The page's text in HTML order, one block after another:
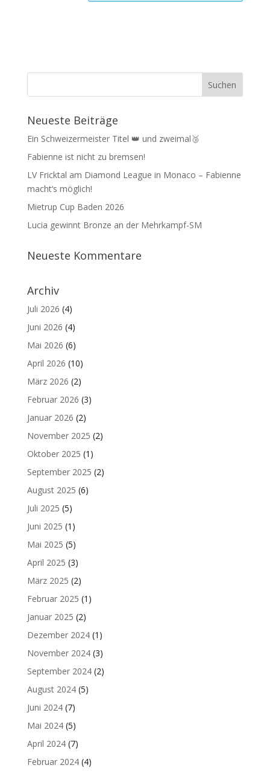
Neueste Beiträge
Ein Schweizermeister Titel 👑 und zweimal🥉
Fabienne ist nicht zu bremsen!
LV Fricktal am Diamond League in Monaco – Fabienne
macht‘s möglich!
Mietrup Cup Baden 2026
Lucia gewinnt Bronze an der Mehrkampf-SM
Neueste Kommentare
Archiv
Juli 2026 (4)
Juni 2026 (4)
Mai 2026 (6)
April 2026 (10)
März 2026 (2)
Februar 2026 (3)
Januar 2026 (2)
November 2025 (2)
Oktober 2025 (1)
September 2025 (2)
August 2025 (6)
Juli 2025 (5)
Juni 2025 (1)
Mai 2025 (5)
April 2025 (3)
März 2025 (2)
Februar 2025 (1)
Januar 2025 (2)
Dezember 2024(1)
November 2024(3)
September 2024(2)
August 2024(5)
Juni 2024(7)
Mai 2024(5)
April 2024(7)
Februar 2024(4)